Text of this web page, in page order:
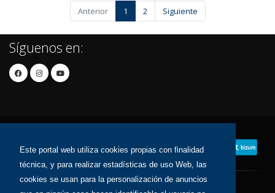
Este portal web utiliza cookies propias con finalidad
técnica, y para realizar estadísticas de uso Web, las
cookies se usan para la personalización de anuncios
Anterior 1 2 Siguiente
Síguenos en: